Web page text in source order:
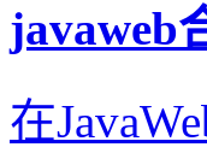
javaweb
在